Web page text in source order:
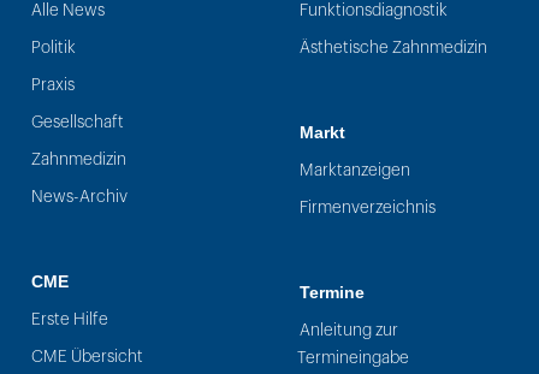
Alle News
Politik
Praxis
Gesellschaft
Zahnmedizin
News-Archiv
CME
Erste Hilfe
CME Übersicht
Funktionsdiagnostik
Ästhetische Zahnmedizin
Markt
Marktanzeigen
Firmenverzeichnis
Termine
Anleitung zur
Termineingabe